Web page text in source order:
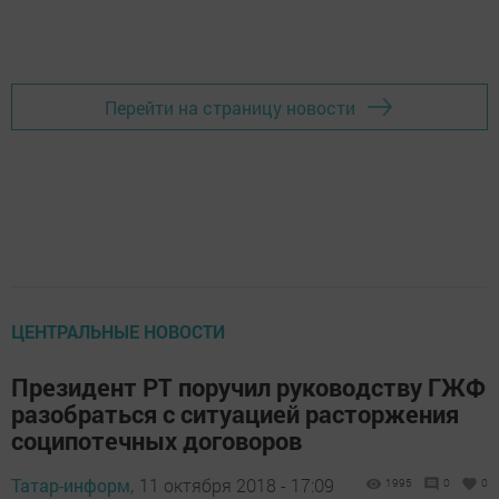
Перейти на страницу новости
ЦЕНТРАЛЬНЫЕ НОВОСТИ
Президент РТ поручил руководству ГЖФ
разобраться с ситуацией расторжения
соципотечных договоров
Татар-информ, 11 октября 2018 - 17:09 1995 0 0